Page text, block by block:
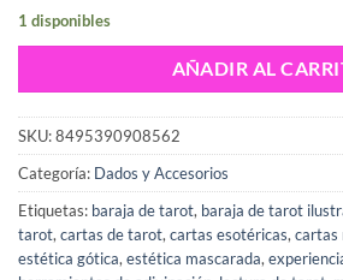
1 disponibles
AÑADIR AL
SKU:8495390908562
Categoría: Dados y Accesorios
Etiquetas: baraja de tarot, baraja de tarot
tarot,cartas de tarot,cartas esotéricas,cartas
estética gótica,estética mascarada,